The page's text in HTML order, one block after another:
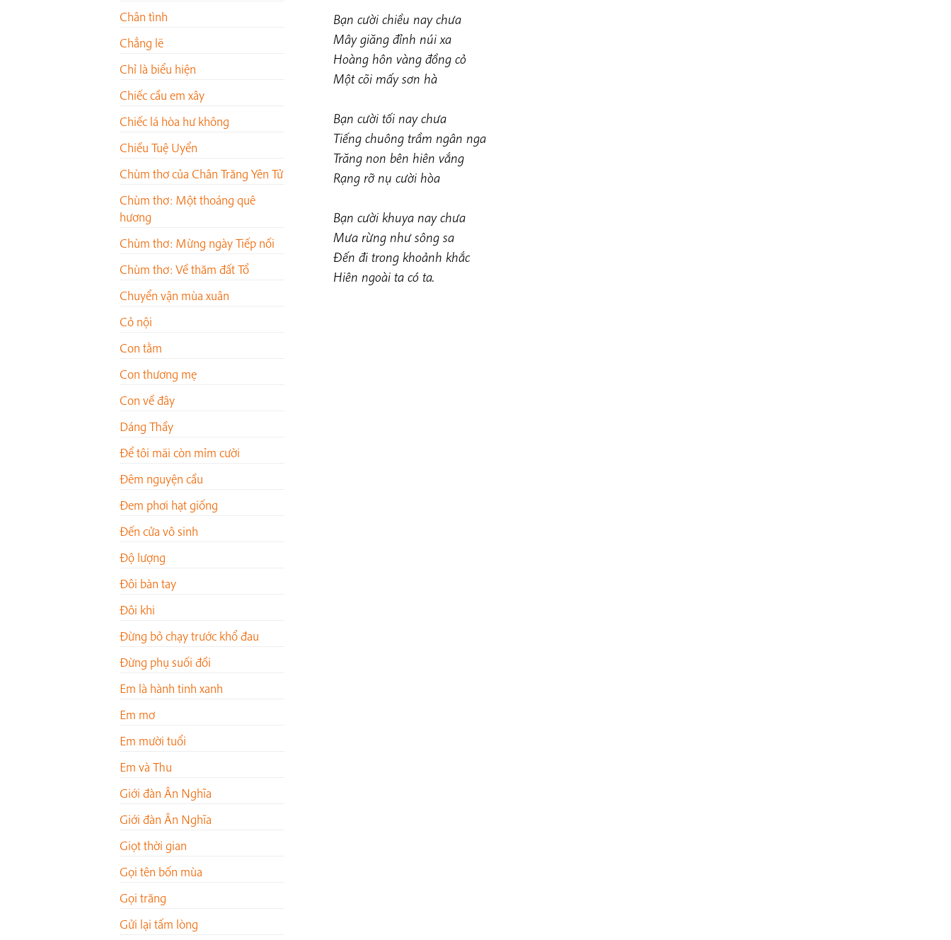
Chân tình
Chẳng lẽ
Chỉ là biểu hiện
Chiếc cầu em xây
Chiếc lá hòa hư không
Chiều Tuệ Uyển
Chùm thơ của Chân Trăng Yên Tử
Chùm thơ: Một thoáng quê
hương
Chùm thơ: Mừng ngày Tiếp nối
Chùm thơ: Về thăm đất Tổ
Chuyển vận mùa xuân
Cỏ nội
Con tằm
Con thương mẹ
Con về đây
Dáng Thầy
Để tôi mãi còn mỉm cười
Đêm nguyện cầu
Đem phơi hạt giống
Đến cửa vô sinh
Độ lượng
Đôi bàn tay
Đôi khi
Đừng bỏ chạy trước khổ đau
Đừng phụ suối đồi
Em là hành tinh xanh
Em mơ
Em mười tuổi
Em và Thu
Giới đàn Ân Nghĩa
Giới đàn Ân Nghĩa
Giọt thời gian
Gọi tên bốn mùa
Gọi trăng
Gửi lại tấm lòng
Bạn cười chiều nay chưa
Mây giăng đỉnh núi xa
Hoàng hôn vàng đồng cỏ
Một cõi mấy sơn hà
Bạn cười tối nay chưa
Tiếng chuông trầm ngân nga
Trăng non bên hiên vắng
Rạng rỡ nụ cười hòa
Bạn cười khuya nay chưa
Mưa rừng như sông sa
Đến đi trong khoảnh khắc
Hiên ngoài ta có ta.